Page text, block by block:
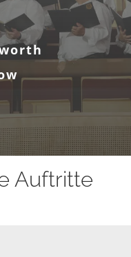
Auftritte